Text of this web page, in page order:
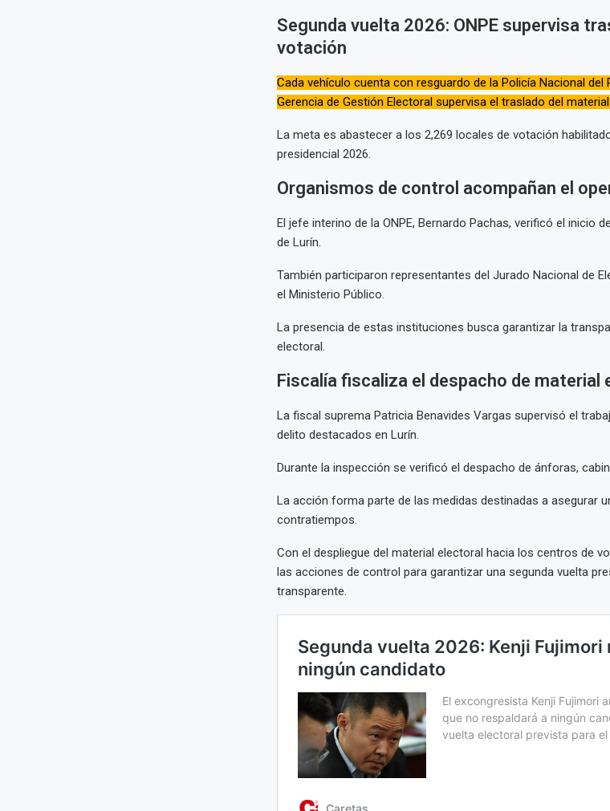
Segunda vuelta 2026: ONPE supervisa
votación
Cada vehículo cuenta con resguardo de la Policía Nacional
Gerencia de Gestión Electoral supervisa el traslado del
La meta es abastecer a los 2,269 locales de votación
presidencial 2026.
Organismos de control acompañan el
El jefe interino de la ONPE, Bernardo Pachas, verificó el inicio
de Lurín.
También participaron representantes del Jurado Nacional de
el Ministerio Público.
La presencia de estas instituciones busca garantizar la
electoral.
Fiscalía fiscaliza el despacho de material
La fiscal suprema Patricia Benavides Vargas supervisó el
delito destacados en Lurín.
Durante la inspección se verificó el despacho de ánforas,
La acción forma parte de las medidas destinadas a asegurar
contratiempos.
Con el despliegue del material electoral hacia los centros de
las acciones de control para garantizar una segunda vuelta
transparente.